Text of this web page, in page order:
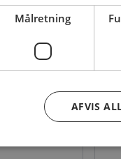
2-
Målretning
AFVIS